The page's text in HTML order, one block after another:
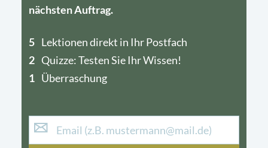
nächsten Auftrag.
5 Lektionen direkt in Ihr Postfach
2 Quizze: Testen Sie Ihr Wissen!
1 Überraschung
4
1